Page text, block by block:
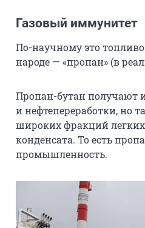
Газовый иммунитет
По-научному это
народе — «пропан» (в
Пропан-бутан получают
и нефтепереработки, но
широких фракций легких
конденсата. То есть
промышленность.